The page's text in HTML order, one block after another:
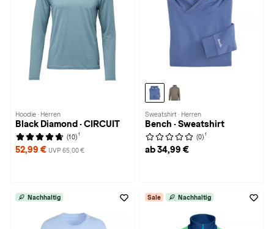
Hoodie · Herren
Black Diamond · CIRCUIT
(10) 1
52,99 € UVP 65,00 €
Sweatshirt · Herren
Bench · Sweatshirt
(0) 1
ab 34,99 €
Nachhaltig Sale Nachhaltig